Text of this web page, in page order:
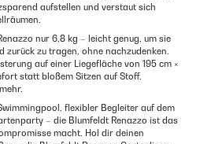
aufstellen und verstaut sich
nur 6,8 kg – leicht genug, um sie
zurück zu tragen, ohne nachzudenken.
auf einer Liegefläche von 195 cm ×
statt bloßem Sitzen auf Stoff.
flexibler Begleiter auf dem
– die Blumfeldt Renazzo ist das
macht. Hol dir deinen